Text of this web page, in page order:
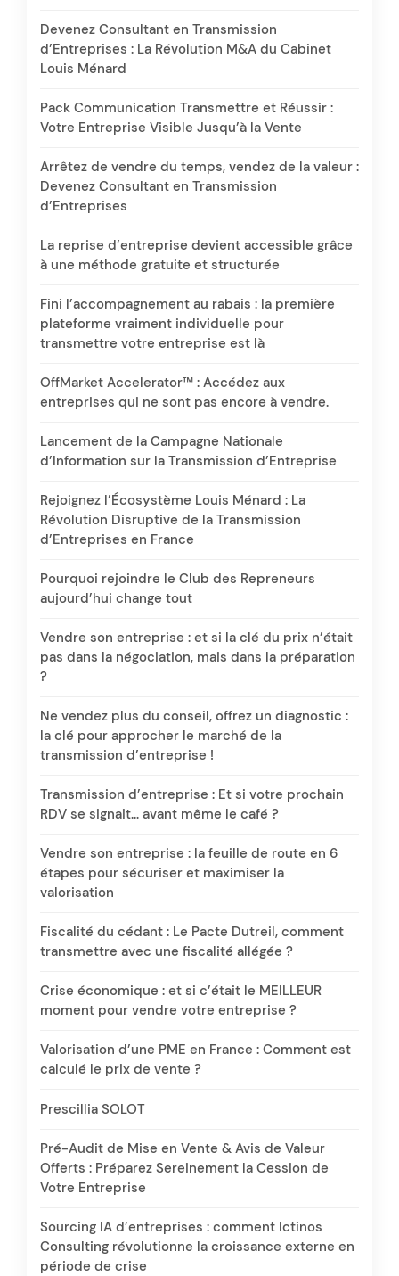
Devenez Consultant en Transmission
d’Entreprises : La Révolution M&A du Cabinet
Louis Ménard
Pack Communication Transmettre et Réussir :
Votre Entreprise Visible Jusqu’à la Vente
Arrêtez de vendre du temps, vendez de la valeur :
Devenez Consultant en Transmission
d’Entreprises
La reprise d’entreprise devient accessible grâce
à une méthode gratuite et structurée
Fini l’accompagnement au rabais : la première
plateforme vraiment individuelle pour
transmettre votre entreprise est là
OffMarket Accelerator™ : Accédez aux
entreprises qui ne sont pas encore à vendre.
Lancement de la Campagne Nationale
d’Information sur la Transmission d’Entreprise
Rejoignez l’Écosystème Louis Ménard : La
Révolution Disruptive de la Transmission
d’Entreprises en France
Pourquoi rejoindre le Club des Repreneurs
aujourd’hui change tout
Vendre son entreprise : et si la clé du prix n’était
pas dans la négociation, mais dans la préparation
?
Ne vendez plus du conseil, offrez un diagnostic :
la clé pour approcher le marché de la
transmission d’entreprise !
Transmission d’entreprise : Et si votre prochain
RDV se signait… avant même le café ?
Vendre son entreprise : la feuille de route en 6
étapes pour sécuriser et maximiser la
valorisation
Fiscalité du cédant : Le Pacte Dutreil, comment
transmettre avec une fiscalité allégée ?
Crise économique : et si c’était le MEILLEUR
moment pour vendre votre entreprise ?
Valorisation d’une PME en France : Comment est
calculé le prix de vente ?
Prescillia SOLOT
Pré-Audit de Mise en Vente & Avis de Valeur
Offerts : Préparez Sereinement la Cession de
Votre Entreprise
Sourcing IA d’entreprises : comment Ictinos
Consulting révolutionne la croissance externe en
période de crise